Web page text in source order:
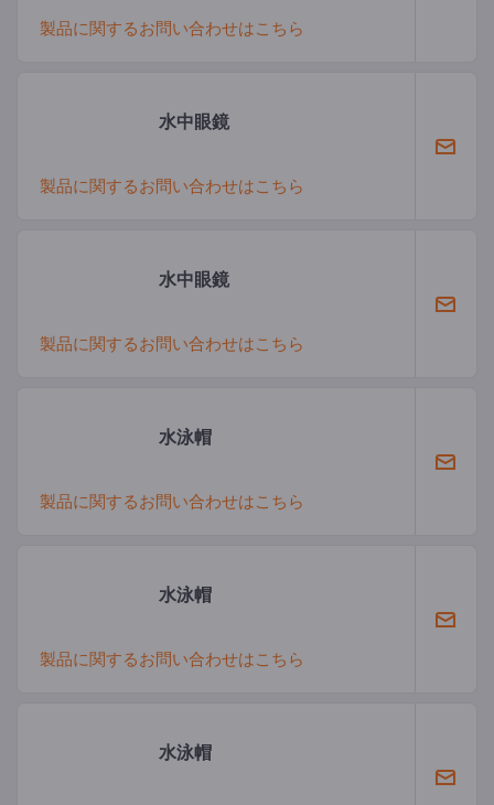
製品に関するお問い合わせはこちら
水中眼鏡
製品に関するお問い合わせはこちら
水中眼鏡
製品に関するお問い合わせはこちら
水泳帽
製品に関するお問い合わせはこちら
水泳帽
製品に関するお問い合わせはこちら
水泳帽